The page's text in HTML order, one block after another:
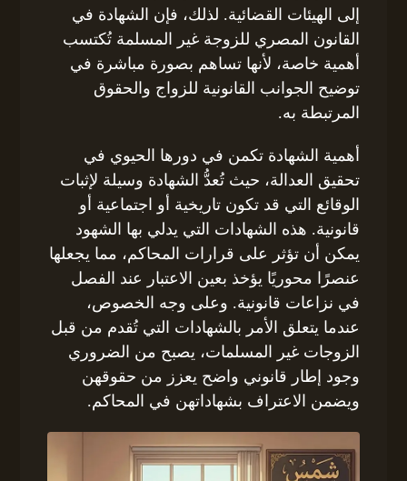
إلى الهيئات القضائية. لذلك، فإن الشهادة في
القانون المصري للزوجة غير المسلمة تُكتسب
أهمية خاصة، لأنها تساهم بصورة مباشرة في
توضيح الجوانب القانونية للزواج والحقوق
المرتبطة به.
أهمية الشهادة تكمن في دورها الحيوي في
تحقيق العدالة، حيث تُعدُّ الشهادة وسيلة لإثبات
الوقائع التي قد تكون تاريخية أو اجتماعية أو
قانونية. هذه الشهادات التي يدلي بها الشهود
يمكن أن تؤثر على قرارات المحاكم، مما يجعلها
عنصرًا محوريًا يؤخذ بعين الاعتبار عند الفصل
في نزاعات قانونية. وعلى وجه الخصوص،
عندما يتعلق الأمر بالشهادات التي تُقدم من قبل
الزوجات غير المسلمات، يصبح من الضروري
وجود إطار قانوني واضح يعزز من حقوقهن
ويضمن الاعتراف بشهاداتهن في المحاكم.